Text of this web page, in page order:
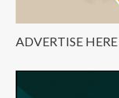
ADVERTISE HERE